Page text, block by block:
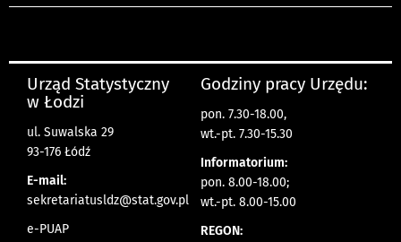
Urząd Statystyczny
w Łodzi
ul. Suwalska 29
93-176 Łódź
E-mail:
sekretariatusldz@stat.gov.pl
e-PUAP
Godziny pracy Urzędu:
pon. 7.30-18.00,
wt.-pt. 7.30-15.30
Informatorium:
pon. 8.00-18.00;
wt.-pt. 8.00-15.00
REGON: